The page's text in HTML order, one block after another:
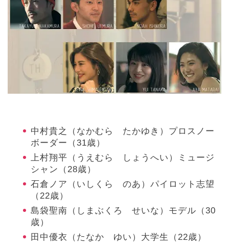
中村貴之（なかむら たかゆき）プロスノー
ボーダー（31歳）
上村翔平（うえむら しょうへい）ミュージ
シャン（28歳）
石倉ノア（いしくら のあ）パイロット志望
（22歳）
島袋聖南（しまぶくろ せいな）モデル（30
歳）
田中優衣（たなか ゆい）大学生（22歳）